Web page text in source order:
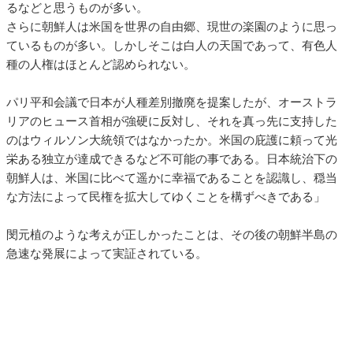
るなどと思うものが多い。
さらに朝鮮人は米国を世界の自由郷、現世の楽園のように思っ
ているものが多い。しかしそこは白人の天国であって、有色人
種の人権はほとんど認められない。
パリ平和会議で日本が人種差別撤廃を提案したが、オーストラ
リアのヒュース首相が強硬に反対し、それを真っ先に支持した
のはウィルソン大統領ではなかったか。米国の庇護に頼って光
栄ある独立が達成できるなど不可能の事である。日本統治下の
朝鮮人は、米国に比べて遥かに幸福であることを認識し、穏当
な方法によって民権を拡大してゆくことを構ずべきである」
閔元植のような考えが正しかったことは、その後の朝鮮半島の
急速な発展によって実証されている。